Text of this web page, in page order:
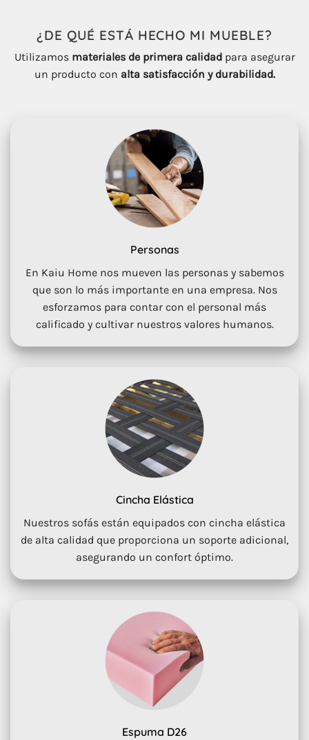
¿DE QUÉ ESTÁ HECHO MI MUEBLE?
Utilizamos materiales de primera calidadpara asegurar
un producto con alta satisfacción y durabilidad.
Personas
En Kaiu Home nos mueven las personas y sabemos
que son lo más importante en una empresa. Nos
esforzamos para contar con el personal más
calificado y cultivar nuestros valores humanos.
Cincha Elástica
Nuestros sofás están equipados con cincha elástica
de alta calidad que proporciona un soporte adicional,
asegurando un confort óptimo.
Espuma D26